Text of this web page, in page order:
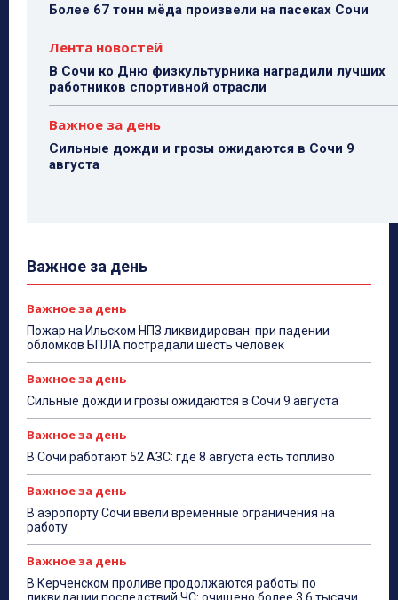
Более 67 тонн мёда произвели на пасеках Сочи
Лента новостей
В Сочи ко Дню физкультурника наградили лучших
работников спортивной отрасли
Важное за день
Сильные дожди и грозы ожидаются в Сочи 9
августа
Важное за день
Важное за день
Пожар на Ильском НПЗ ликвидирован: при падении
обломков БПЛА пострадали шесть человек
Важное за день
Сильные дожди и грозы ожидаются в Сочи 9 августа
Важное за день
В Сочи работают 52 АЗС: где 8 августа есть топливо
Важное за день
В аэропорту Сочи ввели временные ограничения на
работу
Важное за день
В Керченском проливе продолжаются работы по